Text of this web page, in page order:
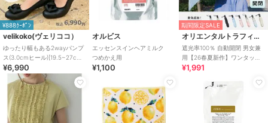
¥888ｸｰﾎﾟﾝ
velikoko(ヴェリココ）
ゆったり幅もある2wayパンプ
ス(3.0cmヒール)[19.5~27cm]
ラクチンきれいシューズ
¥6,990
オルビス
エッセンスインヘアミルク
つめかえ用
¥1,100
期間限定SALE
オリエンタルトラフィック
遮光率100％ 自動開閉 男女兼
用【26春夏新作】ワンタッチ
晴雨兼用 折りたたみ傘 /G-
¥1,991